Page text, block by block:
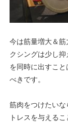
今は筋量増大＆
クシングは少し
を同時に出すこ
べきです。
筋肉をつけたい
トレスを与えるこ